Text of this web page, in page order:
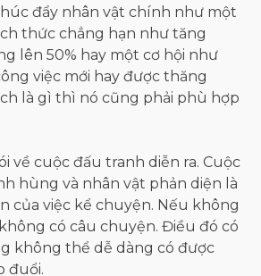
đẩy nhân vật chính như một
thức chẳng hạn như tăng
lên 50% hay một cơ hội như
việc mới hay được thăng
là gì thì nó cũng phải phù hợp
về cuộc đấu tranh diễn ra. Cuộc
hùng và nhân vật phản diện là
của việc kể chuyện. Nếu không
có câu chuyện. Điều đó có
không thể dễ dàng có được
đuổi.